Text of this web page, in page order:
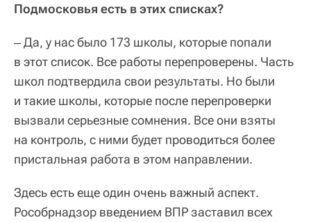
Подмосковья есть в этих списках?
‒ Да, у нас было 173 школы, которые попали
в этот список. Все работы перепроверены. Часть
школ подтвердила свои результаты. Но были
и такие школы, которые после перепроверки
вызвали серьезные сомнения. Все они взяты
на контроль, с ними будет проводиться более
пристальная работа в этом направлении.
Здесь есть еще один очень важный аспект.
Рособрнадзор введением ВПР заставил всех